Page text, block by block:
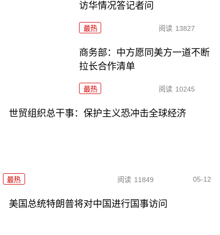
访华情况答记者问
最热 阅读 13827
商务部：中方愿同美方一道不断
拉长合作清单
最热 阅读 10245
世贸组织总干事：保护主义恐冲击全球经济
最热 阅读 11849 05-12
美国总统特朗普将对中国进行国事访问